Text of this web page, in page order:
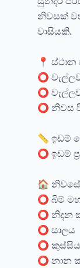
නිවසක්
වාසියකි.
📍
⭕
⭕
⭕ නිවස
📏 ඉඩම්
⭕ ඉඩම්
🏠
⭕ බිම්
⭕ නිදන
⭕ සාලය
⭕ කුස්සිය
⭕ නාන